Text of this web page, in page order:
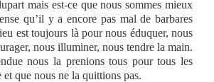
mais est-ce que nous sommes mieux
qu’il y a encore pas mal de barbares
est toujours là pour nous éduquer, nous
nous illuminer, nous tendre la main.
nous la prenions tous pour tous les
et que nous ne la quittions pas.